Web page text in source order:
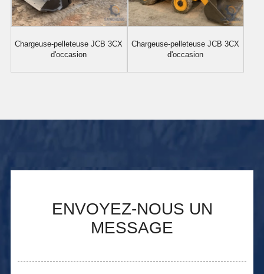
Chargeuse-pelleteuse JCB 3CX
d'occasion
Chargeuse-pelleteuse JCB 3CX
d'occasion
ENVOYEZ-NOUS UN
MESSAGE